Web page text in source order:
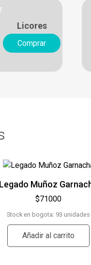
Licores
Comprar
Legado Muñoz
$71000
Stock en bogota: 93 unidades
Añadir al carrito